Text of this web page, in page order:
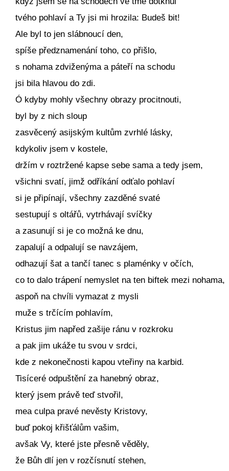
tvého pohlaví a Ty jsi mi hrozila: Budeš bit!
Ale byl to jen slábnoucí den,
spíše předznamenání toho, co přišlo,
s nohama zdviženýma a páteří na schodu
jsi bila hlavou do zdi.
Ó kdyby mohly všechny obrazy procitnouti,
byl by z nich sloup
zasvěcený asijským kultům zvrhlé lásky,
kdykoliv jsem v kostele,
držím v roztržené kapse sebe sama a tedy jsem,
všichni svatí, jimž odříkání odťalo pohlaví
si je připínají, všechny zazděné svaté
sestupují s oltářů, vytrhávají svíčky
a zasunují si je co možná ke dnu,
zapalují a odpalují se navzájem,
odhazují šat a tančí tanec s plaménky v očích,
co to dalo trápení nemyslet na ten biftek mezi nohama,
aspoň na chvíli vymazat z mysli
muže s trčícím pohlavím,
Kristus jim napřed zašije ránu v rozkroku
a pak jim ukáže tu svou v srdci,
kde z nekonečnosti kapou vteřiny na karbid.
Tisíceré odpuštění za hanebný obraz,
který jsem právě teď stvořil,
mea culpa pravé nevěsty Kristovy,
buď pokoj křišťálům vašim,
avšak Vy, které jste přesně věděly,
že Bůh dlí jen v rozčísnutí stehen,